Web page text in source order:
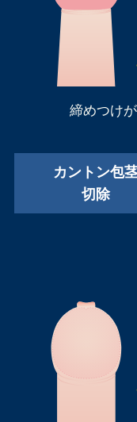
締めつけ
カントン包
切除